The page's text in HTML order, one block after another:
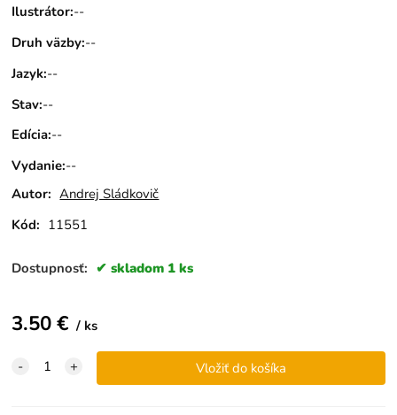
Ilustrátor:--
Druh väzby:--
Jazyk:--
Stav:--
Edícia:--
Vydanie:--
Autor: Andrej Sládkovič
Kód: 11551
Dostupnosť: skladom 1 ks
3.50€ ks